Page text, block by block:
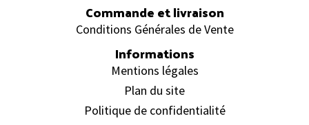
Commande et livraison
Conditions Générales de Vente
Informations
Mentions légales
Plan du site
Politique de confidentialité